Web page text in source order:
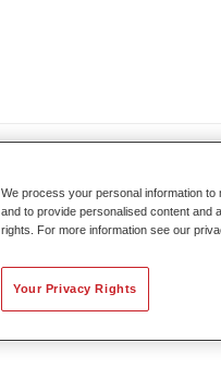
Toplak Standofleet Mix
We process your personal information
and to provide personalised content and
rights. For more information see our
Your Privacy Rights